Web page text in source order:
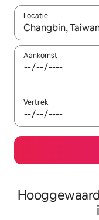
Locatie
Wanneer er
Aankomst
Vertrek